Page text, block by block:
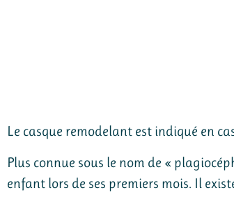
Le casque remodelant est indiqué en
Plus connue sous le nom de «
enfant lors de ses premiers mois. Il